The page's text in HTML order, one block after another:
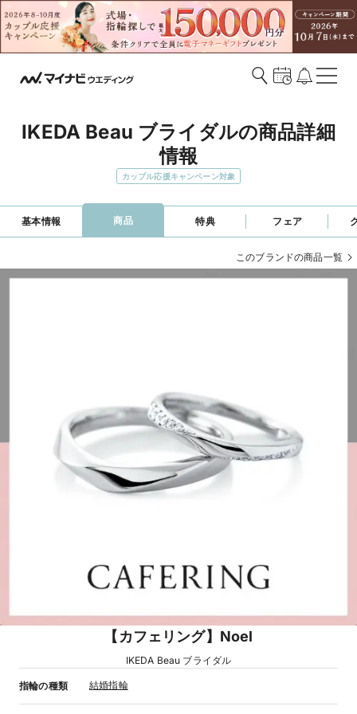
IKEDA Beau ブライダルの商品詳細
情報
カップル応援キャンペーン対象
基本情報 商品 特典 フェア
このブランドの商品一覧
【カフェリング】Noel
IKEDA Beau ブライダル
指輪の種類 結婚指輪